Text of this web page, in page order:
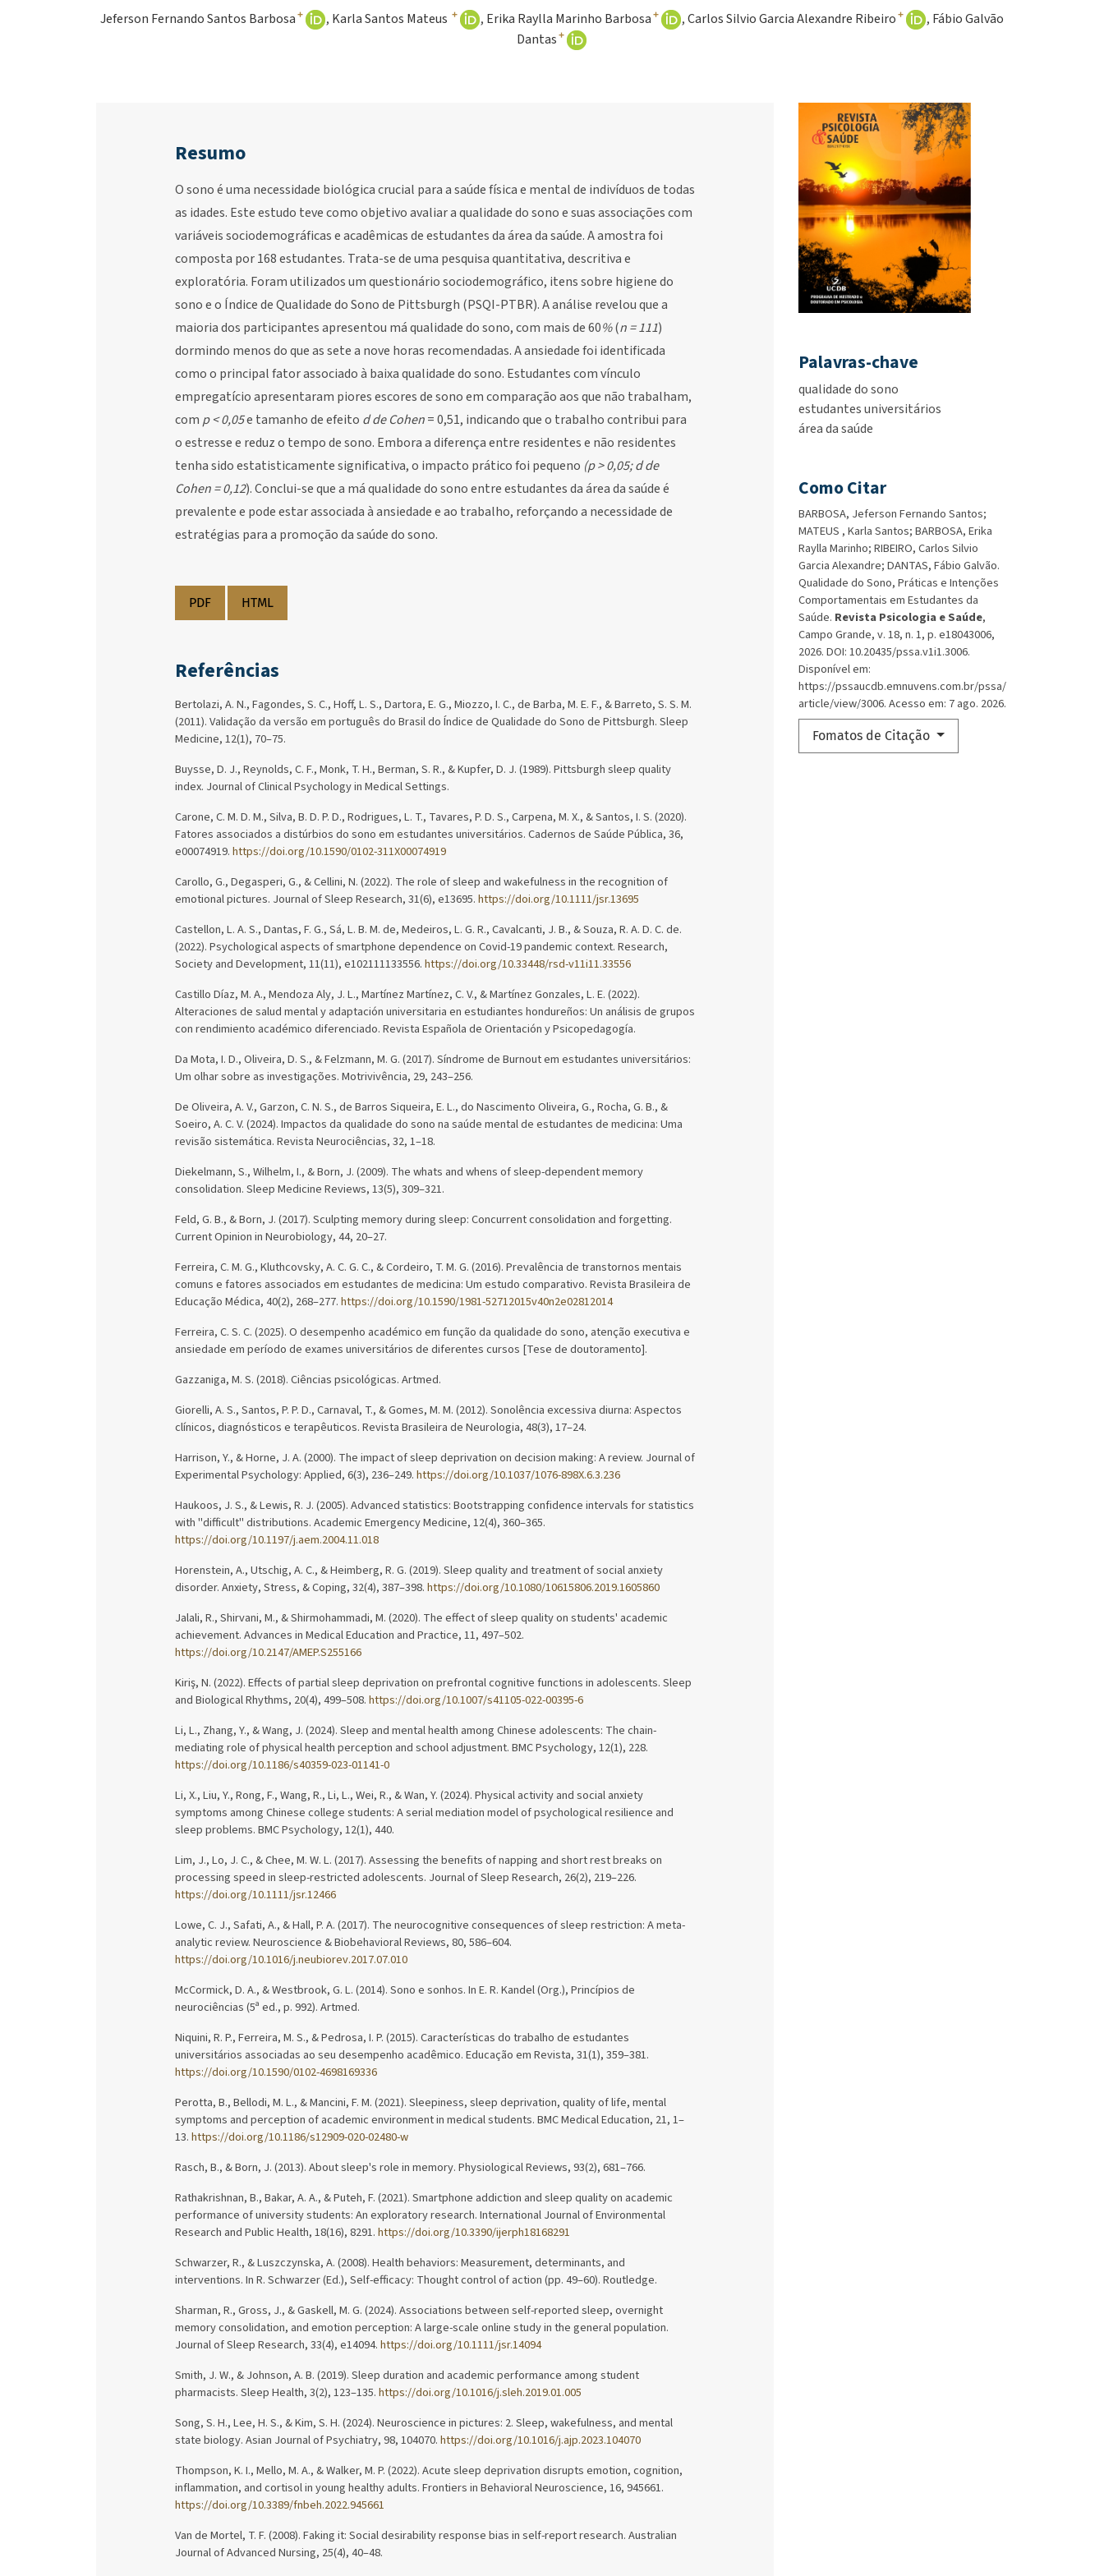
Jeferson Fernando Santos Barbosa + Karla Santos Mateus + Erika Raylla Marinho Barbosa + Carlos Silvio Garcia Alexandre Ribeiro +
Fábio Galvão
Dantas +
Palavras-chave
qualidade do sono
estudantes universitários
área da saúde
Como Citar
BARBOSA, Jeferson Fernando Santos;
MATEUS , Karla Santos; BARBOSA, Erika
Raylla Marinho; RIBEIRO, Carlos Silvio
Garcia Alexandre; DANTAS, Fábio Galvão.
Qualidade do Sono, Práticas e Intenções
Comportamentais em Estudantes da
Saúde. Revista Psicologia e Saúde,
Campo Grande, v. 18, n. 1, p. e18043006,
2026. DOI: 10.20435/pssa.v1i1.3006.
Disponível em:
https://pssaucdb.emnuvens.com.br/pssa/
article/view/3006. Acesso em: 7 ago. 2026.
Fomatos de Citação
Resumo
O sono é uma necessidade biológica crucial para a saúde física e mental de indivíduos de todas
as idades. Este estudo teve como objetivo avaliar a qualidade do sono e suas associações com
variáveis sociodemográficas e acadêmicas de estudantes da área da saúde. A amostra foi
composta por 168 estudantes. Trata-se de uma pesquisa quantitativa, descritiva e
exploratória. Foram utilizados um questionário sociodemográfico, itens sobre higiene do
sono e o Índice de Qualidade do Sono de Pittsburgh (PSQI-PTBR). A análise revelou que a
maioria dos participantes apresentou má qualidade do sono, com mais de 60%(n = 111)
dormindo menos do que as sete a nove horas recomendadas. A ansiedade foi identificada
como o principal fator associado à baixa qualidade do sono. Estudantes com vínculo
empregatício apresentaram piores escores de sono em comparação aos que não trabalham,
com p < 0,05e tamanho de efeito d de Cohen= 0,51, indicando que o trabalho contribui para
o estresse e reduz o tempo de sono. Embora a diferença entre residentes e não residentes
tenha sido estatisticamente significativa, o impacto prático foi pequeno (p > 0,05; d de
Cohen = 0,12). Conclui-se que a má qualidade do sono entre estudantes da área da saúde é
prevalente e pode estar associada à ansiedade e ao trabalho, reforçando a necessidade de
estratégias para a promoção da saúde do sono.
PDF HTML
Referências
Bertolazi, A. N., Fagondes, S. C., Hoff, L. S., Dartora, E. G., Miozzo, I. C., de Barba, M. E. F., & Barreto, S. S. M.
(2011). Validação da versão em português do Brasil do Índice de Qualidade do Sono de Pittsburgh. Sleep
Medicine, 12(1), 70–75.
Buysse, D. J., Reynolds, C. F., Monk, T. H., Berman, S. R., & Kupfer, D. J. (1989). Pittsburgh sleep quality
index. Journal of Clinical Psychology in Medical Settings.
Carone, C. M. D. M., Silva, B. D. P. D., Rodrigues, L. T., Tavares, P. D. S., Carpena, M. X., & Santos, I. S. (2020).
Fatores associados a distúrbios do sono em estudantes universitários. Cadernos de Saúde Pública, 36,
e00074919.https://doi.org/10.1590/0102-311X00074919
Carollo, G., Degasperi, G., & Cellini, N. (2022). The role of sleep and wakefulness in the recognition of
emotional pictures. Journal of Sleep Research, 31(6), e13695.https://doi.org/10.1111/jsr.13695
Castellon, L. A. S., Dantas, F. G., Sá, L. B. M. de, Medeiros, L. G. R., Cavalcanti, J. B., & Souza, R. A. D. C. de.
(2022). Psychological aspects of smartphone dependence on Covid-19 pandemic context. Research,
Society and Development, 11(11), e102111133556.https://doi.org/10.33448/rsd-v11i11.33556
Castillo Díaz, M. A., Mendoza Aly, J. L., Martínez Martínez, C. V., & Martínez Gonzales, L. E. (2022).
Alteraciones de salud mental y adaptación universitaria en estudiantes hondureños: Un análisis de grupos
con rendimiento académico diferenciado. Revista Española de Orientación y Psicopedagogía.
Da Mota, I. D., Oliveira, D. S., & Felzmann, M. G. (2017). Síndrome de Burnout em estudantes universitários:
Um olhar sobre as investigações. Motrivivência, 29, 243–256.
De Oliveira, A. V., Garzon, C. N. S., de Barros Siqueira, E. L., do Nascimento Oliveira, G., Rocha, G. B., &
Soeiro, A. C. V. (2024). Impactos da qualidade do sono na saúde mental de estudantes de medicina: Uma
revisão sistemática. Revista Neurociências, 32, 1–18.
Diekelmann, S., Wilhelm, I., & Born, J. (2009). The whats and whens of sleep-dependent memory
consolidation. Sleep Medicine Reviews, 13(5), 309–321.
Feld, G. B., & Born, J. (2017). Sculpting memory during sleep: Concurrent consolidation and forgetting.
Current Opinion in Neurobiology, 44, 20–27.
Ferreira, C. M. G., Kluthcovsky, A. C. G. C., & Cordeiro, T. M. G. (2016). Prevalência de transtornos mentais
comuns e fatores associados em estudantes de medicina: Um estudo comparativo. Revista Brasileira de
Educação Médica, 40(2), 268–277.https://doi.org/10.1590/1981-52712015v40n2e02812014
Ferreira, C. S. C. (2025). O desempenho académico em função da qualidade do sono, atenção executiva e
ansiedade em período de exames universitários de diferentes cursos [Tese de doutoramento].
Gazzaniga, M. S. (2018). Ciências psicológicas. Artmed.
Giorelli, A. S., Santos, P. P. D., Carnaval, T., & Gomes, M. M. (2012). Sonolência excessiva diurna: Aspectos
clínicos, diagnósticos e terapêuticos. Revista Brasileira de Neurologia, 48(3), 17–24.
Harrison, Y., & Horne, J. A. (2000). The impact of sleep deprivation on decision making: A review. Journal of
Experimental Psychology: Applied, 6(3), 236–249.https://doi.org/10.1037/1076-898X.6.3.236
Haukoos, J. S., & Lewis, R. J. (2005). Advanced statistics: Bootstrapping confidence intervals for statistics
with "difficult" distributions. Academic Emergency Medicine, 12(4), 360–365.
https://doi.org/10.1197/j.aem.2004.11.018
Horenstein, A., Utschig, A. C., & Heimberg, R. G. (2019). Sleep quality and treatment of social anxiety
disorder. Anxiety, Stress, & Coping, 32(4), 387–398.https://doi.org/10.1080/10615806.2019.1605860
Jalali, R., Shirvani, M., & Shirmohammadi, M. (2020). The effect of sleep quality on students' academic
achievement. Advances in Medical Education and Practice, 11, 497–502.
https://doi.org/10.2147/AMEP.S255166
Kiriş, N. (2022). Effects of partial sleep deprivation on prefrontal cognitive functions in adolescents. Sleep
and Biological Rhythms, 20(4), 499–508.https://doi.org/10.1007/s41105-022-00395-6
Li, L., Zhang, Y., & Wang, J. (2024). Sleep and mental health among Chinese adolescents: The chain-
mediating role of physical health perception and school adjustment. BMC Psychology, 12(1), 228.
https://doi.org/10.1186/s40359-023-01141-0
Li, X., Liu, Y., Rong, F., Wang, R., Li, L., Wei, R., & Wan, Y. (2024). Physical activity and social anxiety
symptoms among Chinese college students: A serial mediation model of psychological resilience and
sleep problems. BMC Psychology, 12(1), 440.
Lim, J., Lo, J. C., & Chee, M. W. L. (2017). Assessing the benefits of napping and short rest breaks on
processing speed in sleep-restricted adolescents. Journal of Sleep Research, 26(2), 219–226.
https://doi.org/10.1111/jsr.12466
Lowe, C. J., Safati, A., & Hall, P. A. (2017). The neurocognitive consequences of sleep restriction: A meta-
analytic review. Neuroscience & Biobehavioral Reviews, 80, 586–604.
https://doi.org/10.1016/j.neubiorev.2017.07.010
McCormick, D. A., & Westbrook, G. L. (2014). Sono e sonhos. In E. R. Kandel (Org.), Princípios de
neurociências (5ª ed., p. 992). Artmed.
Niquini, R. P., Ferreira, M. S., & Pedrosa, I. P. (2015). Características do trabalho de estudantes
universitários associadas ao seu desempenho acadêmico. Educação em Revista, 31(1), 359–381.
https://doi.org/10.1590/0102-4698169336
Perotta, B., Bellodi, M. L., & Mancini, F. M. (2021). Sleepiness, sleep deprivation, quality of life, mental
symptoms and perception of academic environment in medical students. BMC Medical Education, 21, 1–
13.https://doi.org/10.1186/s12909-020-02480-w
Rasch, B., & Born, J. (2013). About sleep's role in memory. Physiological Reviews, 93(2), 681–766.
Rathakrishnan, B., Bakar, A. A., & Puteh, F. (2021). Smartphone addiction and sleep quality on academic
performance of university students: An exploratory research. International Journal of Environmental
Research and Public Health, 18(16), 8291.https://doi.org/10.3390/ijerph18168291
Schwarzer, R., & Luszczynska, A. (2008). Health behaviors: Measurement, determinants, and
interventions. In R. Schwarzer (Ed.), Self-efficacy: Thought control of action (pp. 49–60). Routledge.
Sharman, R., Gross, J., & Gaskell, M. G. (2024). Associations between self-reported sleep, overnight
memory consolidation, and emotion perception: A large-scale online study in the general population.
Journal of Sleep Research, 33(4), e14094.https://doi.org/10.1111/jsr.14094
Smith, J. W., & Johnson, A. B. (2019). Sleep duration and academic performance among student
pharmacists. Sleep Health, 3(2), 123–135.https://doi.org/10.1016/j.sleh.2019.01.005
Song, S. H., Lee, H. S., & Kim, S. H. (2024). Neuroscience in pictures: 2. Sleep, wakefulness, and mental
state biology. Asian Journal of Psychiatry, 98, 104070.https://doi.org/10.1016/j.ajp.2023.104070
Thompson, K. I., Mello, M. A., & Walker, M. P. (2022). Acute sleep deprivation disrupts emotion, cognition,
inflammation, and cortisol in young healthy adults. Frontiers in Behavioral Neuroscience, 16, 945661.
https://doi.org/10.3389/fnbeh.2022.945661
Van de Mortel, T. F. (2008). Faking it: Social desirability response bias in self-report research. Australian
Journal of Advanced Nursing, 25(4), 40–48.